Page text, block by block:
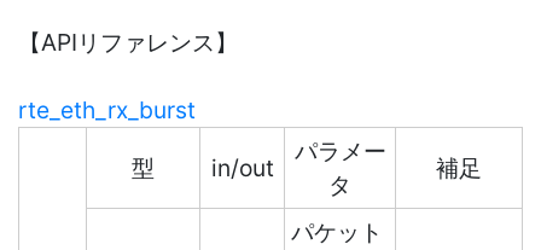
【APIリファレンス】
rte_eth_rx_burst
型 in/out
パラメー
タ
補足
パケット